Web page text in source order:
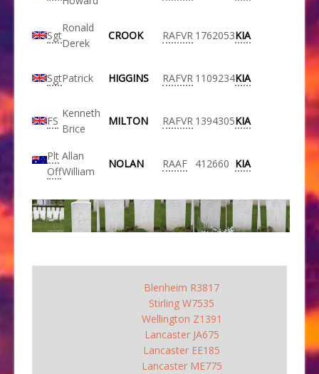
Sgt
Ronald
Derek
CROOK RAFVR 1762053KIA
SgtPatrick HIGGINS RAFVR 1109234KIA
FS
Kenneth
Brice
MILTON RAFVR 1394305KIA
Plt
Off
Allan
William
NOLAN RAAF 412660 KIA
Blenheim R3817
Stirling W7535
Wellington Z1391
Lancaster JA675
Lancaster EE185
Lancaster ME775